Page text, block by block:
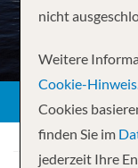
nicht
Weitere
Cookie-
Cookies
finden Sie im
jederzeit Ihre